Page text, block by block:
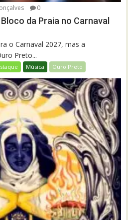
0
da Praia no Carnaval
o Carnaval 2027, mas a
Preto...
Música Ouro Preto